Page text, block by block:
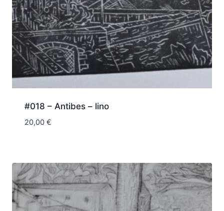
#018 – Antibes – lino
20,00 €